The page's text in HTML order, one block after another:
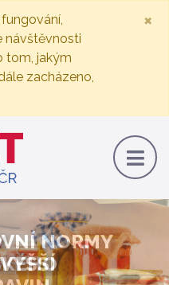
návštěvnosti
tom, jakým
zacházeno,
×
NORMY